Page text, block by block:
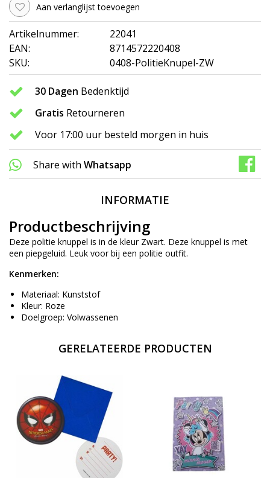
Aan verlanglijst toevoegen
Artikelnummer:
22041
EAN:
8714572220408
SKU:
0408-PolitieKnupel-ZW
30 Dagen Bedenktijd
Gratis Retourneren
Voor 17:00 uur besteld morgen in huis
Share with Whatsapp
INFORMATIE
Productbeschrijving
Deze politie knuppel is in de kleur Zwart. Deze knuppel is met
een piepgeluid. Leuk voor bij een politie outfit.
Kenmerken:
Materiaal: Kunststof
Kleur: Roze
Doelgroep: Volwassenen
GERELATEERDE PRODUCTEN